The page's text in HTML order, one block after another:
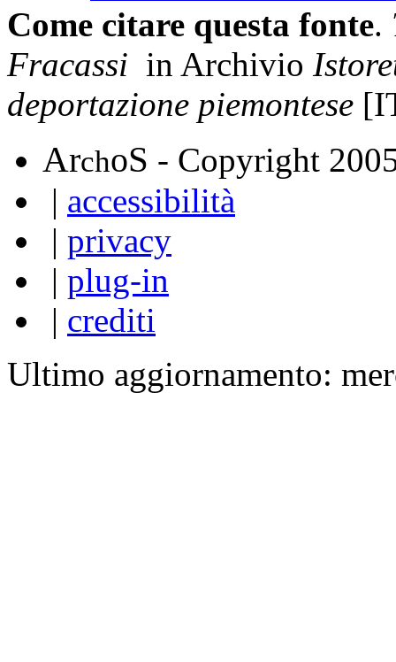
Come citare questa fonte.
Fracassi in Archivio
deportazione piemontese
ArchoS - Copyright
| accessibilità
| privacy
| plug-in
| crediti
Ultimo aggiornamento: